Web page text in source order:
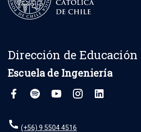
Dirección de
Escuela de Ingeniería
(+56) 9 5504 4516